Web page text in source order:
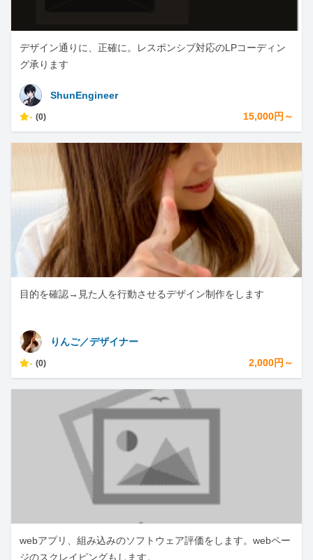
デザイン通りに、正確に。レスポンシブ対応のLPコーディン
グ承ります
ShunEngineer
- (0) 15,000円～
目的を確認→見た人を行動させるデザイン制作をします
りんご／デザイナー
- (0) 2,000円～
webアプリ、組み込みのソフトウェア評価をします。webペー
ジのスクレイピングもします。